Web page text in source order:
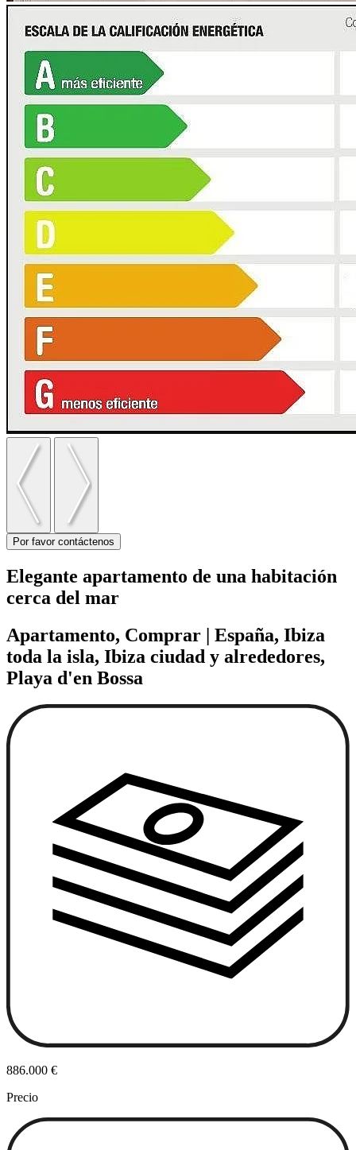
Por favor contáctenos
Elegante apartamento de una habitación
cerca del mar
Apartamento, Comprar | España, Ibiza
toda la isla, Ibiza ciudad y alrededores,
Playa d'en Bossa
886.000 €
Precio